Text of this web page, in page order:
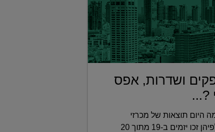
ושדרות, אפס
?...
היום תוצאות של מכרזי
קרקעות נרחבים בדרום, שלפיהן זכו יזמים ב-19 מתוך 20